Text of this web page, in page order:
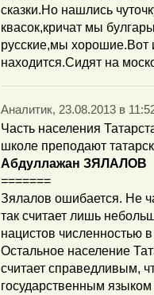
сказки.Но нашлись
квасок,кричат мы
русские,мы хорошие.Вот
находится.Сидят на
Аналитик, 23.08.2013 в
Часть населения
школе преподают
Абдуллажан ЗЯЛАЛОВ
=======
Зялалов ошибается. Не
так считает лишь
нацистов численностью
Остальное население
считает справедливым,
государственным